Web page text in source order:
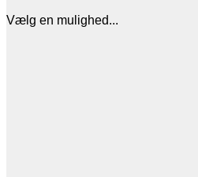
Vælg en mulighed...